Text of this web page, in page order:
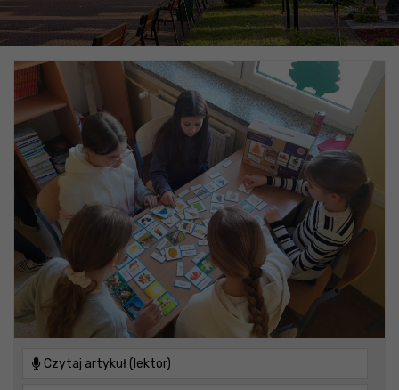
Czytaj artykuł (lektor)